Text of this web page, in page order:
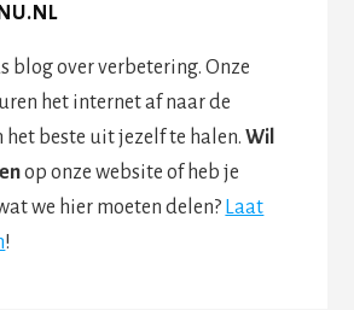
blog over verbetering. Onze
het internet af naar de
het beste uit jezelf te halen.Wil
op onze website of heb je
we hier moeten delen? Laat
!